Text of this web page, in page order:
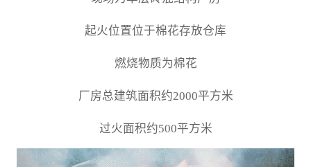
起火位置位于棉花存放仓库
燃烧物质为棉花
厂房总建筑面积约2000平方米
过火面积约500平方米